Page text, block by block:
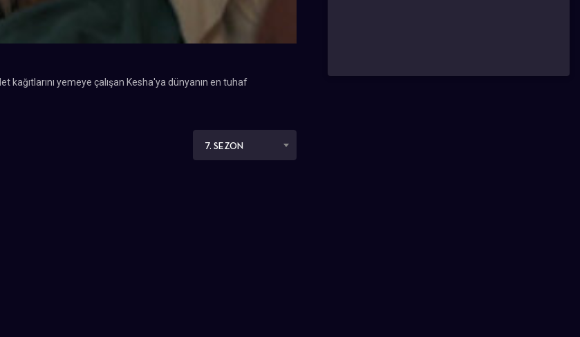
yemeye çalışan Kesha'ya dünyanın en tuhaf
7. SEZON